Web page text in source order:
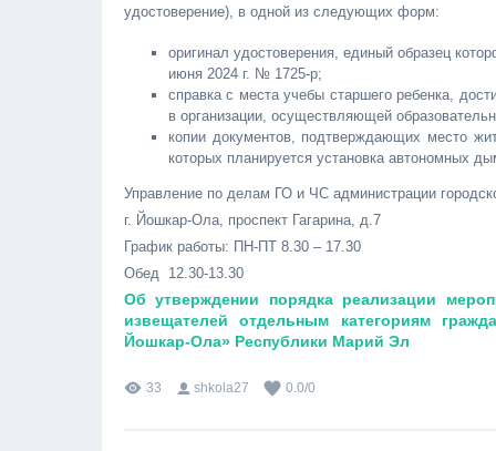
удостоверение), в одной из следующих форм:
оригинал удостоверения, единый образец
июня 2024 г. № 1725-р;
справка с места учебы старшего ребенка,
в организации, осуществляющей
копии документов, подтверждающих место
которых планируется установка автономных
Управление по делам ГО и ЧС администрации
г. Йошкар-Ола, проспект Гагарина, д.7
График работы: ПН-ПТ 8.30 – 17.30
Обед 12.30-13.30
Об утверждении порядка реализации
извещателей отдельным категориям
Йошкар-Ола» Республики Марий Эл
33 shkola27 0.0/0